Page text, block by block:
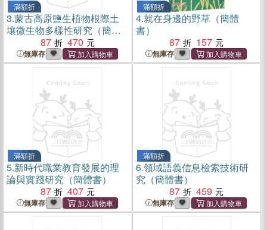
滿額折
3.蒙古高原鹽生植物根際土
壤微生物多樣性研究（簡體
87 470
無庫存
滿額折
4.就在身邊的野草（簡體
書）
87
157
無庫存
滿額折
5.新時代職業教育發展的理
論與實踐研究（簡體書）
87
407
無庫存
滿額折
6.領域語義信息檢索技術研
究（簡體書）
87
459
無庫存